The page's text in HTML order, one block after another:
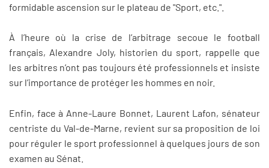
formidable ascension sur le plateau de "Sport, etc.".
À l’heure où la crise de l’arbitrage secoue le football
français, Alexandre Joly, historien du sport, rappelle que
les arbitres n’ont pas toujours été professionnels et insiste
sur l’importance de protéger les hommes en noir.
Enfin, face à Anne-Laure Bonnet, Laurent Lafon, sénateur
centriste du Val-de-Marne, revient sur sa proposition de loi
pour réguler le sport professionnel à quelques jours de son
examen au Sénat.